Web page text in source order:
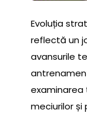
Evoluția
reflectă un
avansurile
examinarea
meciurilor